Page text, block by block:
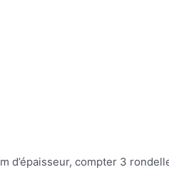
d’épaisseur, compter 3